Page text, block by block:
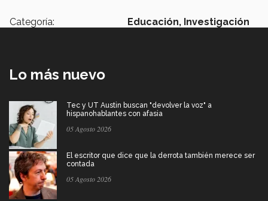
Categoría: Educación, Investigación
Lo más nuevo
Tec y UT Austin buscan "devolver la voz" a
hispanohablantes con afasia
05 Agosto 2026
El escritor que dice que la derrota también merece ser
contada
05 Agosto 2026